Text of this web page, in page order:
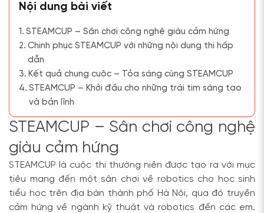
Nội dung bài viết
STEAMCUP – Sân chơi công nghệ giàu cảm hứng
Chinh phục STEAMCUP với những nội dung thi hấp
dẫn
Kết quả chung cuộc – Tỏa sáng cùng STEAMCUP
STEAMCUP – Khởi đầu cho những trái tim sáng tạo
và bản lĩnh
STEAMCUP – Sân chơi công nghệ
giàu cảm hứng
STEAMCUP là cuộc thi thường niên được tạo ra với mục
tiêu mang đến một sân chơi về robotics cho học sinh
tiểu học trên địa bàn thành phố Hà Nội, qua đó truyền
cảm hứng về ngành kỹ thuật và robotics đến các em.